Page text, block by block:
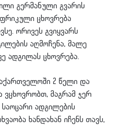
გერმანული გვარის
ცხოვრება
ორივეს გვიყვარს
აღმოჩენა, მალე
ადგილას ცხოვრება.
2 წელი და
ვცხოვრობთ, მაგრამ ჯერ
ადგილების
ხანდახან იჩენს თავს,